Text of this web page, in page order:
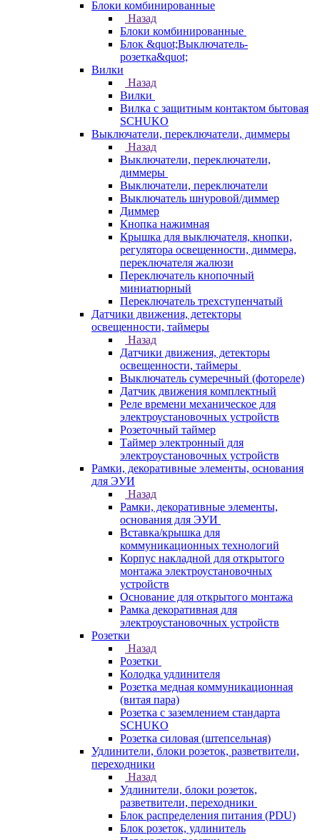
Блоки комбинированные
Назад
Блоки комбинированные
Блок &quot;Выключатель-
розетка&quot;
Вилки
Назад
Вилки
Вилка с защитным контактом бытовая
SCHUKO
Выключатели, переключатели, диммеры
Назад
Выключатели, переключатели,
диммеры
Выключатели, переключатели
Выключатель шнуровой/диммер
Диммер
Кнопка нажимная
Крышка для выключателя, кнопки,
регулятора освещенности, диммера,
переключателя жалюзи
Переключатель кнопочный
миниатюрный
Переключатель трехступенчатый
Датчики движения, детекторы
освещенности, таймеры
Назад
Датчики движения, детекторы
освещенности, таймеры
Выключатель сумеречный (фотореле)
Датчик движения комплектный
Реле времени механическое для
электроустановочных устройств
Розеточный таймер
Таймер электронный для
электроустановочных устройств
Рамки, декоративные элементы, основания
для ЭУИ
Назад
Рамки, декоративные элементы,
основания для ЭУИ
Вставка/крышка для
коммуникационных технологий
Корпус накладной для открытого
монтажа электроустановочных
устройств
Основание для открытого монтажа
Рамка декоративная для
электроустановочных устройств
Розетки
Назад
Розетки
Колодка удлинителя
Розетка медная коммуникационная
(витая пара)
Розетка с заземлением стандарта
SCHUKO
Розетка силовая (штепсельная)
Удлинители, блоки розеток, разветвители,
переходники
Назад
Удлинители, блоки розеток,
разветвители, переходники
Блок распределения питания (PDU)
Блок розеток, удлинитель